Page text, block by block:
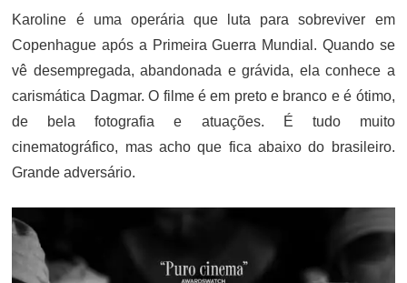
Karoline é uma operária que luta para sobreviver em
Copenhague após a Primeira Guerra Mundial. Quando se
vê desempregada, abandonada e grávida, ela conhece a
carismática Dagmar. O filme é em preto e branco e é ótimo,
de bela fotografia e atuações. É tudo muito
cinematográfico, mas acho que fica abaixo do brasileiro.
Grande adversário.